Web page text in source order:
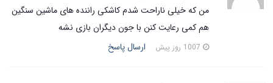
من که خیلی ناراحت شدم کاشکی راننده های ماشین سنگین
هم کمی رعایت کنن با جون دیگران بازی نشه
ارسال پاسخ